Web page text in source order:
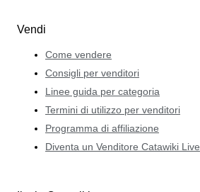
Vendi
Come vendere
Consigli per venditori
Linee guida per categoria
Termini di utilizzo per venditori
Programma di affiliazione
Diventa un Venditore Catawiki Live